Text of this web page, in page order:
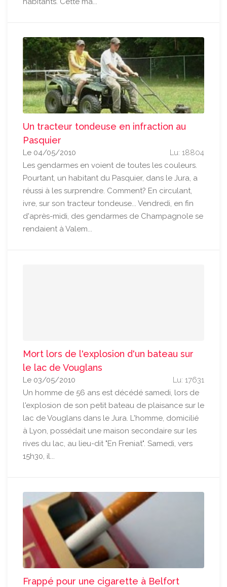
Un tracteur tondeuse en infraction au
Pasquier
Lu: 18804
Le 04/05/2010
Les gendarmes en voient de toutes les couleurs.
Pourtant, un habitant du Pasquier, dans le Jura, a
réussi à les surprendre. Comment? En circulant,
ivre, sur son tracteur tondeuse... Vendredi, en fin
d'après-midi, des gendarmes de Champagnole se
rendaient à Valem...
Mort lors de l'explosion d'un bateau sur
le lac de Vouglans
Lu: 17631
Le 03/05/2010
Un homme de 56 ans est décédé samedi, lors de
l'explosion de son petit bateau de plaisance sur le
lac de Vouglans dans le Jura. L'homme, domicilié
à Lyon, possédait une maison secondaire sur les
rives du lac, au lieu-dit "En Freniat". Samedi, vers
15h30, il...
Frappé pour une cigarette à Belfort